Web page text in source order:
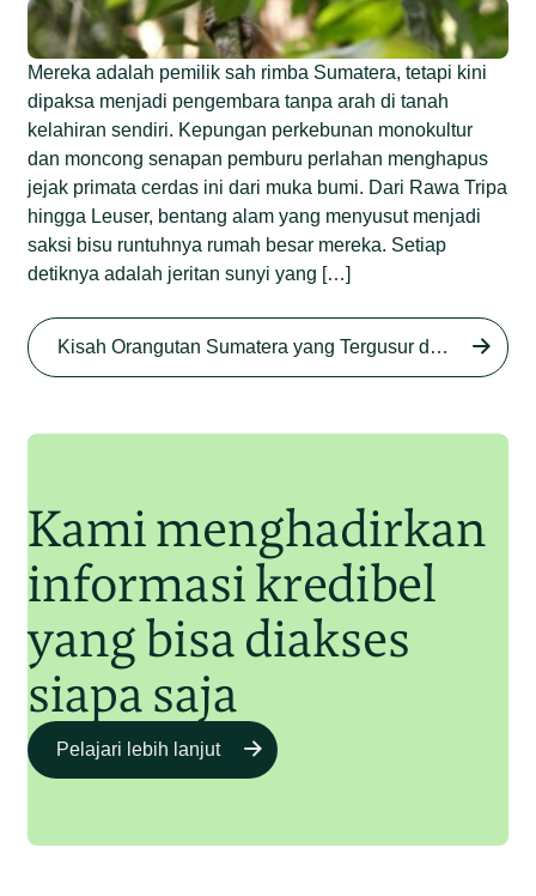
Sumatera di Rawa Tripa
Junaidi Hanafiah 27 Agu 2025
Begini Modus Perburuan
Mereka adalah pemilik sah rimba Sumatera, tetapi kini
dipaksa menjadi pengembara tanpa arah di tanah
kelahiran sendiri. Kepungan perkebunan monokultur
dan moncong senapan pemburu perlahan menghapus
jejak primata cerdas ini dari muka bumi. Dari Rawa Tripa
hingga Leuser, bentang alam yang menyusut menjadi
saksi bisu runtuhnya rumah besar mereka. Setiap
detiknya adalah jeritan sunyi yang […]
Kisah Orangutan Sumatera yang Tergusur dari Rumah Sendiri series
Kami menghadirkan
informasi kredibel
yang bisa diakses
siapa saja
Pelajari lebih lanjut